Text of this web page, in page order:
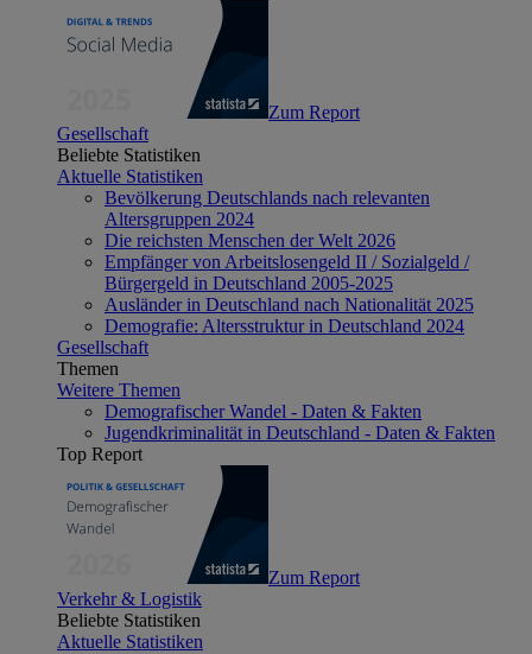
Zum Report
Gesellschaft
Beliebte Statistiken
Aktuelle Statistiken
Bevölkerung Deutschlands nach relevanten
Altersgruppen 2024
Die reichsten Menschen der Welt 2026
Empfänger von Arbeitslosengeld II / Sozialgeld /
Bürgergeld in Deutschland 2005-2025
Ausländer in Deutschland nach Nationalität 2025
Demografie: Altersstruktur in Deutschland 2024
Gesellschaft
Themen
Weitere Themen
Demografischer Wandel - Daten & Fakten
Jugendkriminalität in Deutschland - Daten & Fakten
Top Report
Zum Report
Verkehr & Logistik
Beliebte Statistiken
Aktuelle Statistiken